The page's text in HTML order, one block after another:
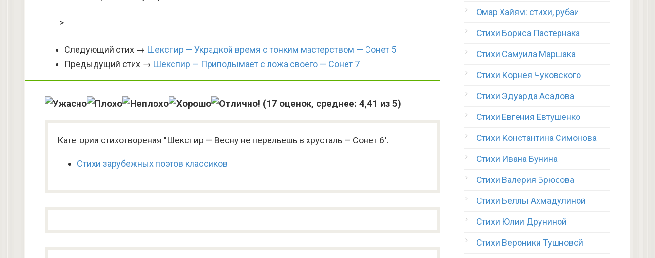
>
Следующий стих → Шекспир — Украдкой время с тонким мастерством — Сонет 5
Предыдущий стих → Шекспир — Приподымает с ложа своего — Сонет 7
(17 оценок, среднее: 4,41 из 5)
Категории стихотворения "Шекспир — Весну не перельешь в хрусталь — Сонет 6":
Стихи зарубежных поэтов классиков
Омар Хайям: стихи, рубаи
Стихи Бориса Пастернака
Стихи Самуила Маршака
Стихи Корнея Чуковского
Стихи Эдуарда Асадова
Стихи Евгения Евтушенко
Стихи Константина Симонова
Стихи Ивана Бунина
Стихи Валерия Брюсова
Стихи Беллы Ахмадулиной
Стихи Юлии Друниной
Стихи Вероники Тушновой